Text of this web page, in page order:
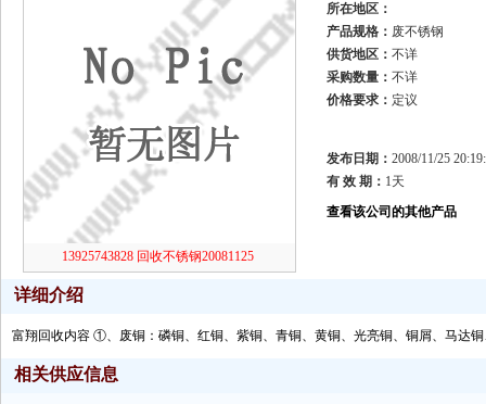
13925743828 回收不锈钢20081125
所在地区：
产品规格： 废不锈钢
供货地区： 不详
采购数量： 不详
价格要求： 定议
发布日期： 2008/11/25
有 效 期： 1天
查看该公司的其他产品
详细介绍
富翔回收内容 ①、废铜：磷铜、红铜、紫铜、青铜、黄铜、光亮铜、铜屑、马达
相关供应信息